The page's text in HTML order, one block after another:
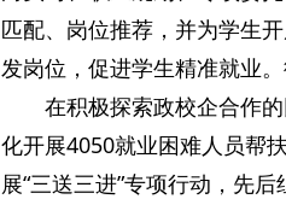
匹配、岗位推荐，并为学生
发岗位，促进学生精准就业
在积极探索政校企合作
化开展4050就业困难人员帮
展“三送三进”专项行动，先